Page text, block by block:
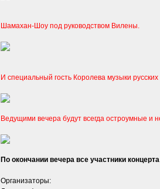
Шамахан-Шоу под руководством Вилены.
И специальный гость Королева музыки
Ведущими вечера будут всегда остроумные
По окончании вечера все участники
Организаторы: